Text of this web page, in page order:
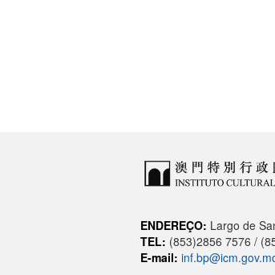
ENDEREÇO: Largo de
TEL: (853)2856 7576 /
E-mail: